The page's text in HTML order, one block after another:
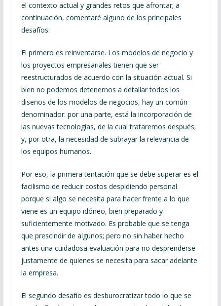
el contexto actual y grandes retos que afrontar; a
continuación, comentaré alguno de los principales
desafíos:
El primero es reinventarse. Los modelos de negocio y
los proyectos empresariales tienen que ser
reestructurados de acuerdo con la situación actual. Si
bien no podemos detenernos a detallar todos los
diseños de los modelos de negocios, hay un común
denominador: por una parte, está la incorporación de
las nuevas tecnologías, de la cual trataremos después;
y, por otra, la necesidad de subrayar la relevancia de
los equipos humanos.
Por eso, la primera tentación que se debe superar es el
facilismo de reducir costos despidiendo personal
porque si algo se necesita para hacer frente a lo que
viene es un equipo idóneo, bien preparado y
suficientemente motivado. Es probable que se tenga
que prescindir de algunos; pero no sin haber hecho
antes una cuidadosa evaluación para no desprenderse
justamente de quienes se necesita para sacar adelante
la empresa.
El segundo desafío es desburocratizar todo lo que se